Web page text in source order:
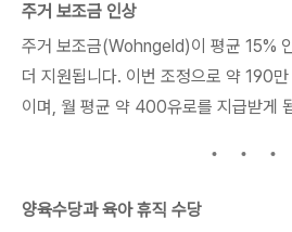
주거 보조금 인상
주거 보조금(Wohngeld)이 평균 15%
더 지원됩니다. 이번 조정으로 약 190
이며, 월 평균 약 400유로를 지급받게
양육수당과 육아 휴직 수당